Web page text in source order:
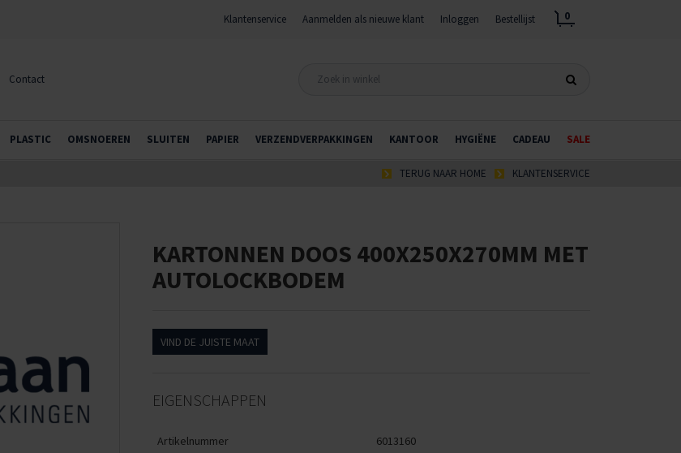
Klantenservice Aanmelden als nieuwe klant Inloggen Bestellijst 0
Contact
PLASTIC OMSNOEREN SLUITEN PAPIER VERZENDVERPAKKINGEN KANTOOR HYGIËNE CADEAU SALE
KLANTENSERVICE
TERUG NAAR HOME
KARTONNEN DOOS 400X250X270MM MET
AUTOLOCKBODEM
VIND DE JUISTE MAAT
EIGENSCHAPPEN
Artikelnummer
6013160